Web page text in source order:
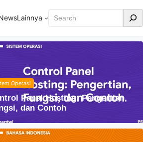
Lainnya Cari
Operasi
Panel Hosting: Pengertian,
dan Contoh